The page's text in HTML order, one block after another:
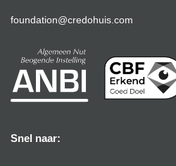
foundation@credohuis.com
Snel naar: